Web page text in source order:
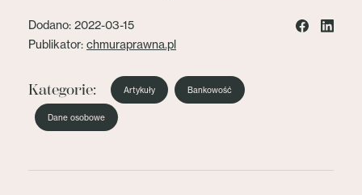
Dodano: 2022-03-15
Publikator: chmuraprawna.pl
Kategorie: Artykuły Bankowość
Dane osobowe